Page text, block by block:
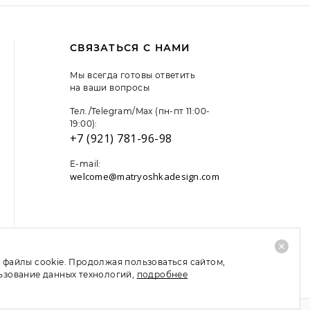
СВЯЗАТЬСЯ С НАМИ
Мы всегда готовы ответить
на ваши вопросы
Тел./Telegram/Max (пн-пт 11:00-
19:00):
+7 (921) 781-96-98
E-mail:
welcome@matryoshkadesign.com
файлы cookie. Продолжая пользоваться сайтом,
данных технологий, подробнее
TripAdvisor